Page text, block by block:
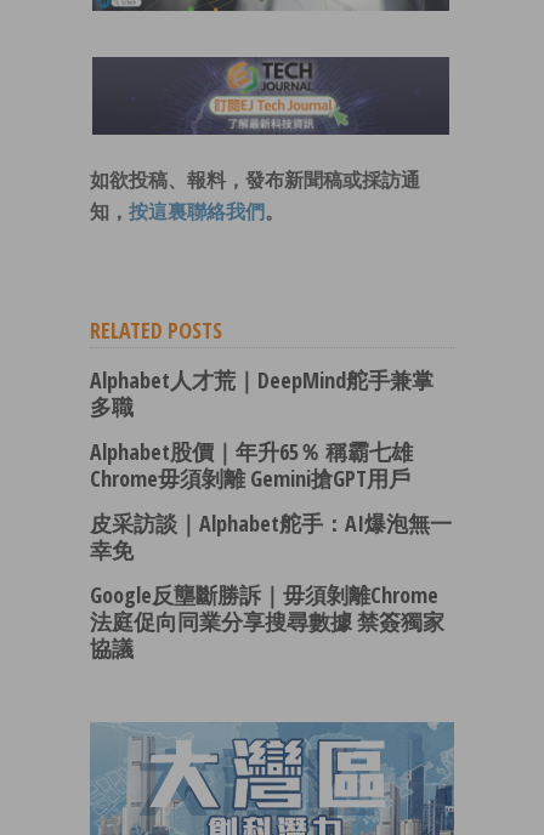
如欲投稿、報料，發布新聞稿或採訪通
知， 按這裏聯絡我們 。
RELATED POSTS
Alphabet人才荒｜DeepMind舵手兼掌
多職
Alphabet股價｜年升65％ 稱霸七雄
Chrome毋須剝離 Gemini搶GPT用戶
皮采訪談｜Alphabet舵手：AI爆泡無一
幸免
Google反壟斷勝訴｜毋須剝離Chrome
法庭促向同業分享搜尋數據 禁簽獨家
協議